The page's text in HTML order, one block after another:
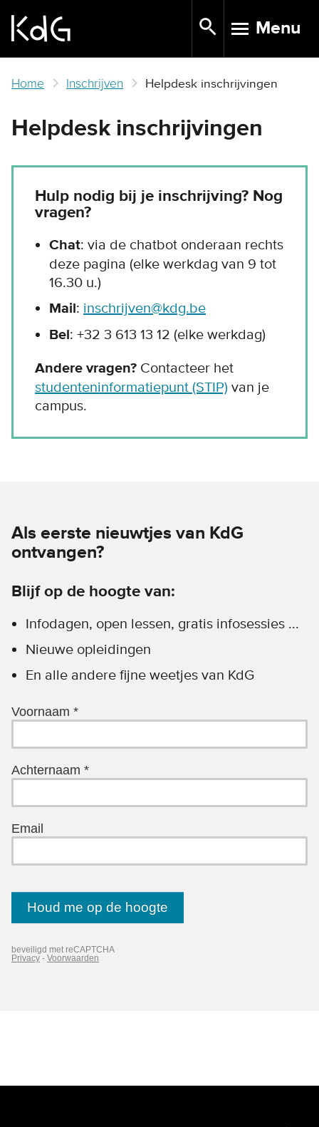
main
TOGGLE
Menu
Home Inschrijven Helpdesk inschrijvingen
Helpdesk inschrijvingen
Hulp nodig bij je inschrijving? Nog
vragen?
Chat: via de chatbot onderaan rechts
deze pagina (elke werkdag van 9 tot
16.30 u.)
Mail: inschrijven@kdg.be
Bel: +32 3 613 13 12 (elke werkdag)
Andere vragen? Contacteer het
studenteninformatiepunt (STIP) van je
campus.
Als eerste nieuwtjes van KdG
ontvangen?
Blijf op de hoogte van:
Infodagen, open lessen, gratis infosessies ...
Nieuwe opleidingen
En alle andere fijne weetjes van KdG